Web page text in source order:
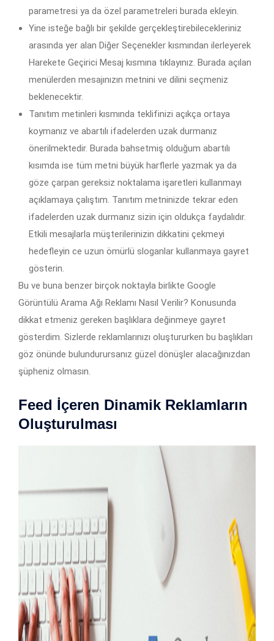
parametresi ya da özel parametreleri burada ekleyin.
Yine isteğe bağlı bir şekilde gerçekleştirebilecekleriniz
arasında yer alan Diğer Seçenekler kısmından ilerleyerek
Harekete Geçirici Mesaj kısmına tıklayınız. Burada açılan
menülerden mesajınızın metnini ve dilini seçmeniz
beklenecektir.
Tanıtım metinleri kısmında teklifinizi açıkça ortaya
koymanız ve abartılı ifadelerden uzak durmanız
önerilmektedir. Burada bahsetmiş olduğum abartılı
kısımda ise tüm metni büyük harflerle yazmak ya da
göze çarpan gereksiz noktalama işaretleri kullanmayı
açıklamaya çalıştım. Tanıtım metninizde tekrar eden
ifadelerden uzak durmanız sizin için oldukça faydalıdır.
Etkili mesajlarla müşterilerinizin dikkatini çekmeyi
hedefleyin ce uzun ömürlü sloganlar kullanmaya gayret
gösterin.
Bu ve buna benzer birçok noktayla birlikte Google
Görüntülü Arama Ağı Reklamı Nasıl Verilir? Konusunda
dikkat etmeniz gereken başlıklara değinmeye gayret
gösterdim. Sizlerde reklamlarınızı oluştururken bu başlıkları
göz önünde bulundurursanız güzel dönüşler alacağınızdan
şüpheniz olmasın.
Feed İçeren Dinamik Reklamların
Oluşturulması